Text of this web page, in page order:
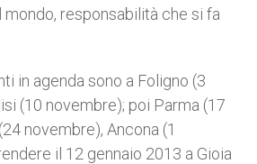
mondo, responsabilità che si fa
in agenda sono a Foligno (3
(10 novembre); poi Parma (17
novembre), Ancona (1
il 12 gennaio 2013 a Gioia